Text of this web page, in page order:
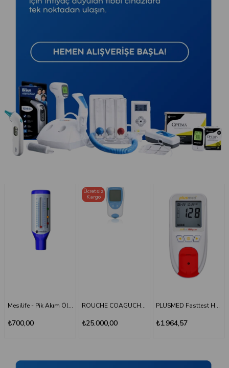
Mesilife - Pik Akım Ölçer - Peak Flow Meter
₺700,00
ROUCHE COAGUCHEK XS SYSTEM INR Ölçüm Cihazı
₺25.000,00
Ücretsiz
Kargo
PLUSMED Fasttest HBlyzer Hemoglobin Ölçüm Cihazı
₺1.964,57